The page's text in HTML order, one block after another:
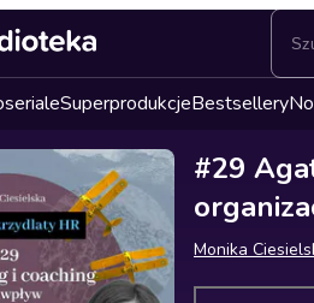
SuperprodukcjeBestsellery
#29
Monika